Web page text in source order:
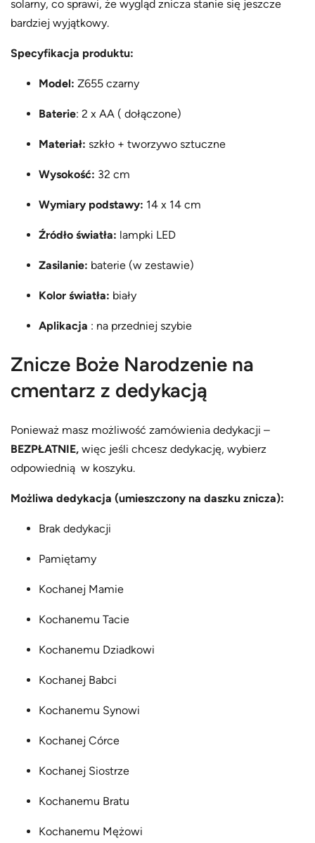
solarny, co sprawi, że wygląd znicza stanie się jeszcze
bardziej wyjątkowy.
Specyfikacja produktu:
Model: Z655 czarny
Baterie: 2 x AA ( dołączone)
Materiał: szkło + tworzywo sztuczne
Wysokość: 32 cm
Wymiary podstawy: 14 x 14 cm
Źródło światła: lampki LED
Zasilanie: baterie (w zestawie)
Kolor światła: biały
Aplikacja : na przedniej szybie
Znicze Boże Narodzenie na
cmentarz z dedykacją
Ponieważ masz możliwość zamówienia dedykacji –
BEZPŁATNIE,więc jeśli chcesz dedykację, wybierz
odpowiednią w koszyku.
Możliwa dedykacja (umieszczony na daszku znicza):
Brak dedykacji
Pamiętamy
Kochanej Mamie
Kochanemu Tacie
Kochanemu Dziadkowi
Kochanej Babci
Kochanemu Synowi
Kochanej Córce
Kochanej Siostrze
Kochanemu Bratu
Kochanemu Mężowi